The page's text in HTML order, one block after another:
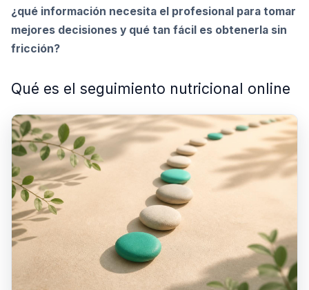
¿qué información necesita el profesional para tomar
mejores decisiones y qué tan fácil es obtenerla sin
fricción?
Qué es el seguimiento nutricional online